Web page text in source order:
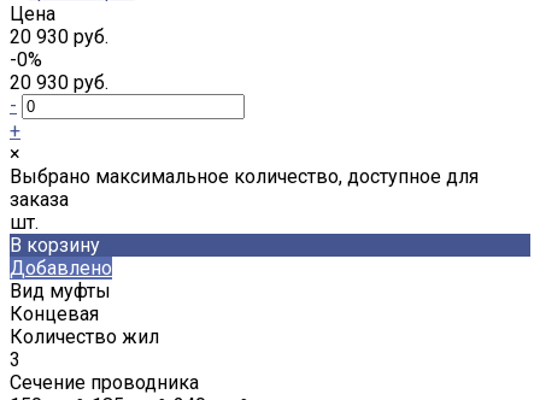
Цена
20 930 руб.
-0%
20 930 руб.
-
+
×
Выбрано максимальное количество, доступное для
заказа
шт.
В корзину
Добавлено
Вид муфты
Концевая
Количество жил
3
Сечение проводника